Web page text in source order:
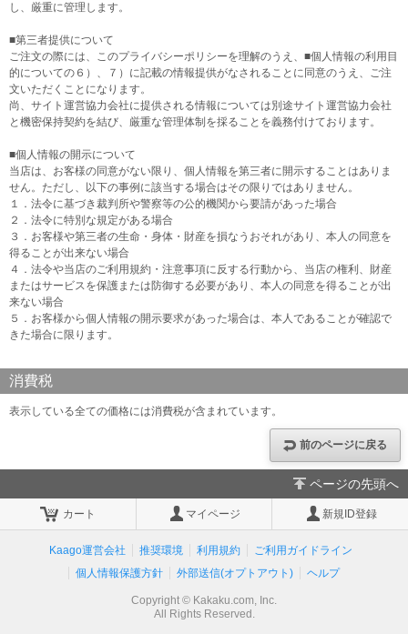
し、厳重に管理します。
■第三者提供について
ご注文の際には、このプライバシーポリシーを理解のうえ、■個人情報の利用目
的についての６）、７）に記載の情報提供がなされることに同意のうえ、ご注
文いただくことになります。
尚、サイト運営協力会社に提供される情報については別途サイト運営協力会社
と機密保持契約を結び、厳重な管理体制を採ることを義務付けております。
■個人情報の開示について
当店は、お客様の同意がない限り、個人情報を第三者に開示することはありま
せん。ただし、以下の事例に該当する場合はその限りではありません。
１．法令に基づき裁判所や警察等の公的機関から要請があった場合
２．法令に特別な規定がある場合
３．お客様や第三者の生命・身体・財産を損なうおそれがあり、本人の同意を
得ることが出来ない場合
４．法令や当店のご利用規約・注意事項に反する行動から、当店の権利、財産
またはサービスを保護または防御する必要があり、本人の同意を得ることが出
来ない場合
５．お客様から個人情報の開示要求があった場合は、本人であることが確認で
きた場合に限ります。
消費税
表示している全ての価格には消費税が含まれています。
前のページに戻る
ページの先頭へ
カート マイページ 新規ID登録
Kaago運営会社 推奨環境 利用規約
ご利用ガイドライン
個人情報保護方針
外部送信(オプトアウト) ヘルプ
Copyright © Kakaku.com, Inc.
All Rights Reserved.